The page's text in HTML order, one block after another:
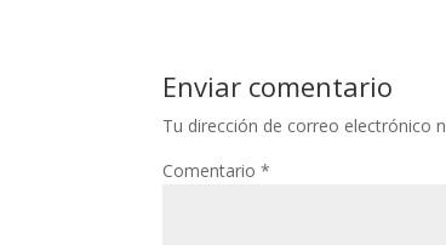
Enviar comentario
Tu dirección de correo electrónico
Comentario*